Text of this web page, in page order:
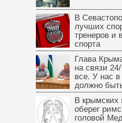
В
лучших
тренеров и
спорта
Глава
на связи
все. У нас
должно
В крымских
оберег
головой